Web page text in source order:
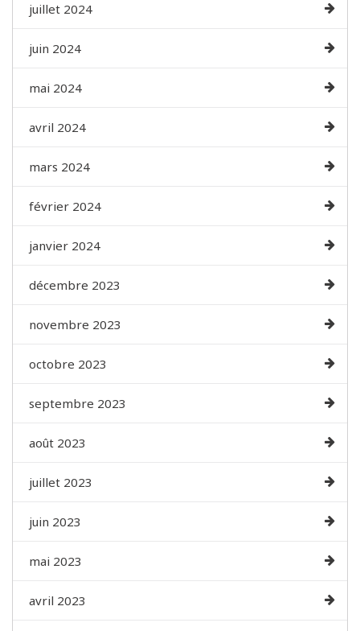
juillet 2024
juin 2024
mai 2024
avril 2024
mars 2024
février 2024
janvier 2024
décembre 2023
novembre 2023
octobre 2023
septembre 2023
août 2023
juillet 2023
juin 2023
mai 2023
avril 2023